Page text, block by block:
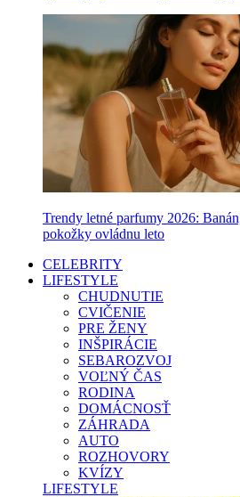
Trendy letné parfumy 2026:
pokožky ovládnu leto
CELEBRITY
LIFESTYLE
CHUDNUTIE
CVIČENIE
PRE ŽENY
INŠPIRÁCIE
SEBAROZVOJ
VOĽNÝ ČAS
RODINA
DOMÁCNOSŤ
ZÁHRADA
AUTO
ROZHOVORY
KVÍZY
LIFESTYLE